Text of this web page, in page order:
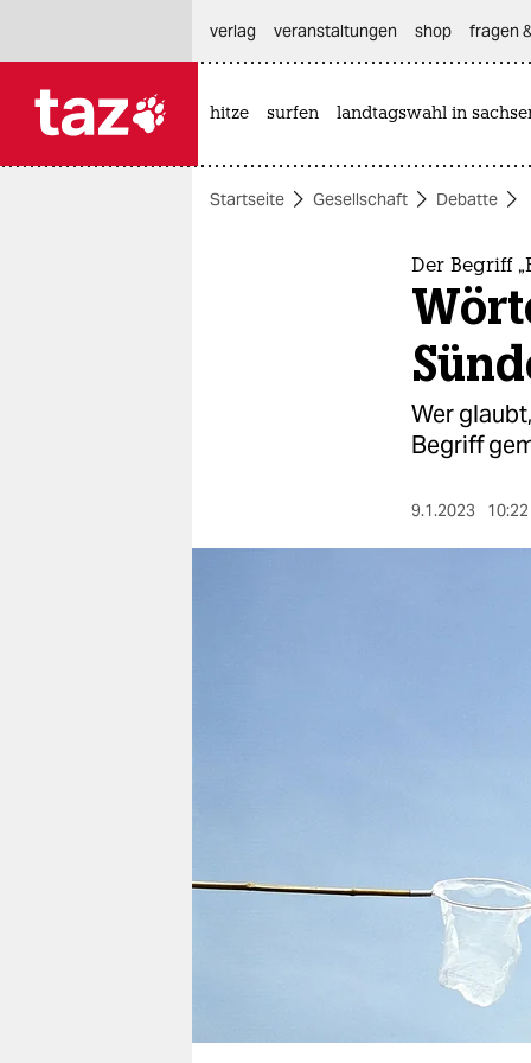
themen
fragen & hilfe
verlag
veranstaltungen shop fragen
hitze surfen landtagswahl in
Startseite Gesellschaft Debatte
Der Begriff
Wer
Begriff
9.1.2023